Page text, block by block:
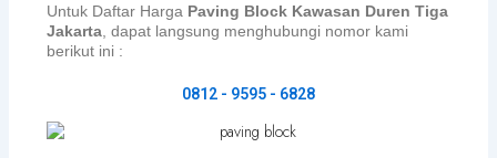
Untuk Daftar Harga Paving Block Kawasan Duren Tiga
Jakarta , dapat langsung menghubungi nomor kami
berikut ini :
0812 - 9595 - 6828